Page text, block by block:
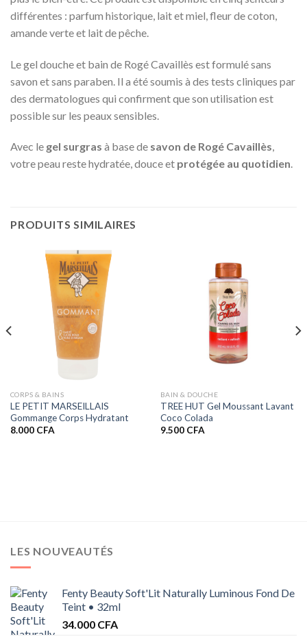
différentes : parfum historique, lait et miel, fleur de coton,
amande verte et lait de pêche.
Le gel douche et bain de Rogé Cavaillès est formulé sans
savon et sans paraben. Il a été soumis à des tests cliniques par
des dermatologues qui confirment que son utilisation est
possible sur les peaux sensibles.
Avec le gel surgras à base de savon de Rogé Cavaillès,
votre peau reste hydratée, douce et protégée au quotidien.
PRODUITS SIMILAIRES
CORPS & BAINS
LE PETIT MARSEILLAIS
Gommange Corps Hydratant
8.000 CFA
BAIN & DOUCHE
TREE HUT Gel Moussant Lavant
Coco Colada
9.500 CFA
LES NOUVEAUTÉS
Fenty Beauty Soft'Lit Naturally Luminous Fond De
Teint • 32ml
34.000 CFA